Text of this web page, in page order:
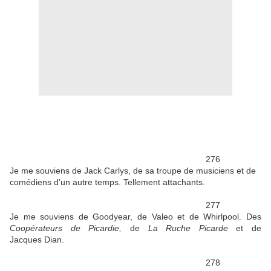
276
Je me souviens de Jack Carlys, de sa troupe de musiciens et de
comédiens d'un autre temps. Tellement attachants.
277
Je me souviens de Goodyear, de Valeo et de Whirlpool. Des
Coopérateurs de Picardie,
de La Ruche Picardeet de
Jacques Dian.
278